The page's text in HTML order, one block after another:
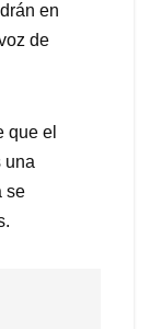
en
de
que el
una
se